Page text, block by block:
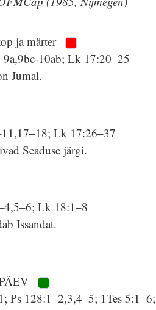
ja märter
10ab; Lk 17:20–25
Jumal.
Lk 17:26–37
Seaduse järgi.
Lk 18:1–8
Issandat.
Ps 128:1–2,3,4–5; 1Tes 5:1–6;